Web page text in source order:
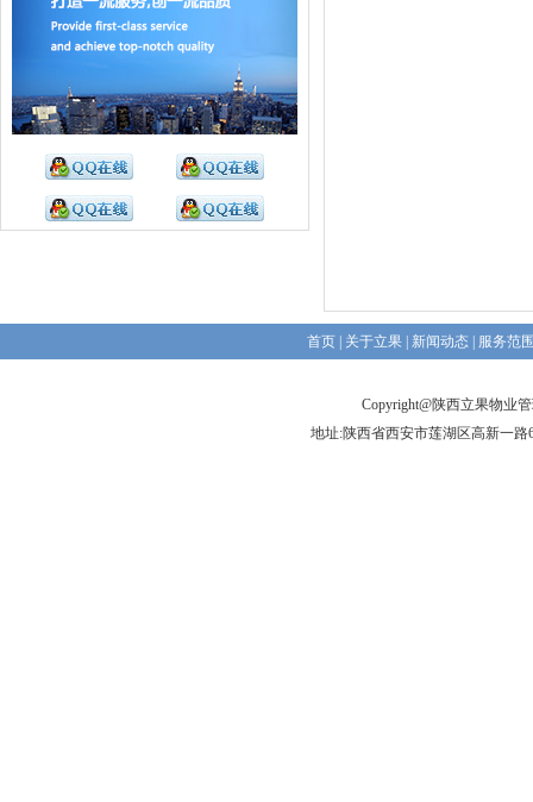
首页 关于立果 新闻动态 服务范
Copyright@陕西立果物业
地址:陕西省西安市莲湖区高新一路